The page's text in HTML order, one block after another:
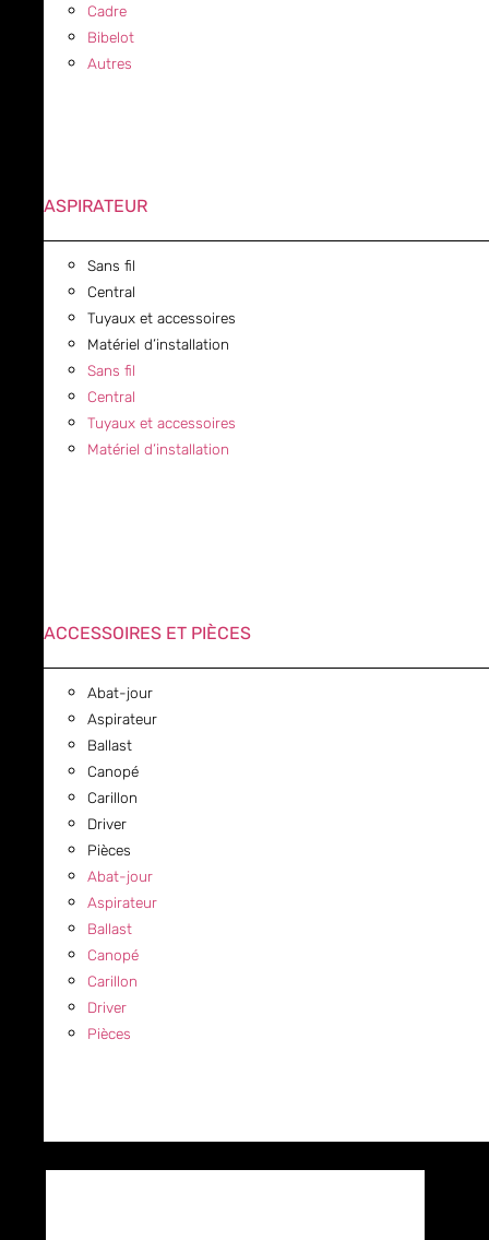
Cadre
Bibelot
Autres
ASPIRATEUR
Sans fil
Central
Tuyaux et accessoires
Matériel d’installation
Sans fil
Central
Tuyaux et accessoires
Matériel d’installation
ACCESSOIRES ET PIÈCES
Abat-jour
Aspirateur
Ballast
Canopé
Carillon
Driver
Pièces
Abat-jour
Aspirateur
Ballast
Canopé
Carillon
Driver
Pièces